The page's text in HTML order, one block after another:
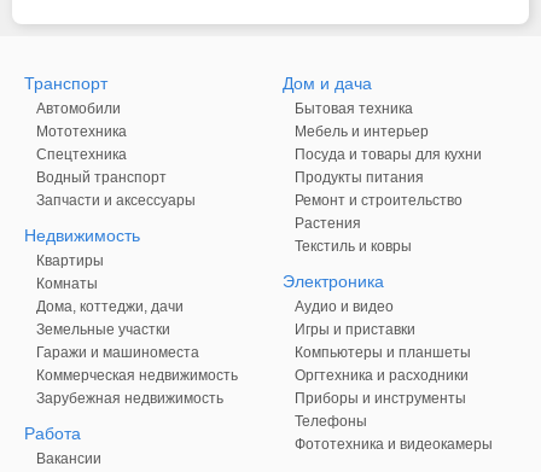
Транспорт
Автомобили
Мототехника
Спецтехника
Водный транспорт
Запчасти и аксессуары
Недвижимость
Квартиры
Комнаты
Дома, коттеджи, дачи
Земельные участки
Гаражи и машиноместа
Коммерческая недвижимость
Зарубежная недвижимость
Работа
Вакансии
Дом и дача
Бытовая техника
Мебель и интерьер
Посуда и товары для кухни
Продукты питания
Ремонт и строительство
Растения
Текстиль и ковры
Электроника
Аудио и видео
Игры и приставки
Компьютеры и планшеты
Оргтехника и расходники
Приборы и инструменты
Телефоны
Фототехника и видеокамеры